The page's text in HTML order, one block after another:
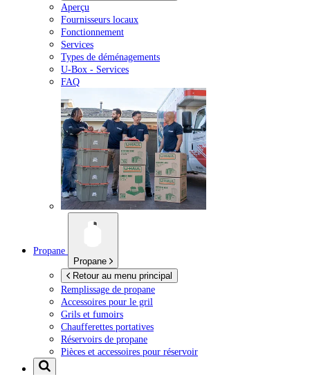
Aperçu
Fournisseurs locaux
Fonctionnement
Services
Types de déménagements
U-Box - Services
FAQ
Propane
Propane
Retour au menu principal
Remplissage de propane
Accessoires pour le gril
Grils et fumoirs
Chaufferettes portatives
Réservoirs de propane
Pièces et accessoires pour réservoir